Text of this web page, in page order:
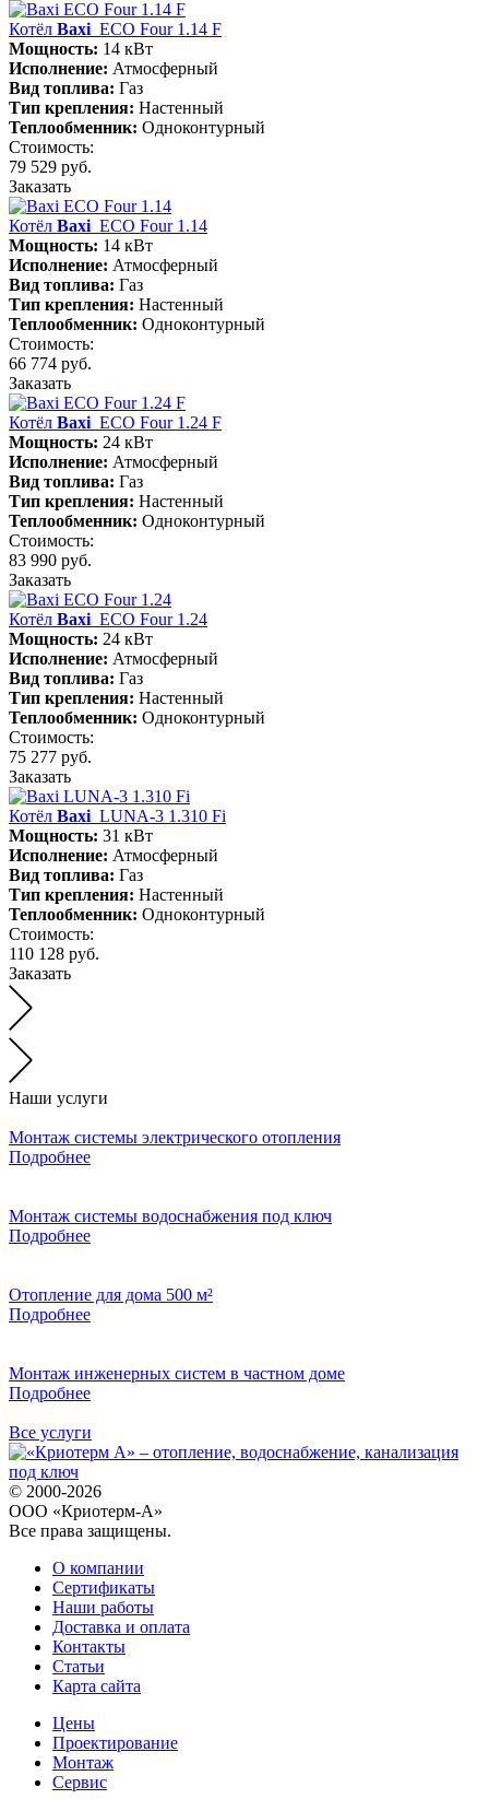
Котёл Baxi ECO Four 1.14 F
Мощность: 14 кВт
Исполнение: Атмосферный
Вид топлива: Газ
Тип крепления: Настенный
Теплообменник: Одноконтурный
Стоимость:
79 529 руб.
Заказать
Котёл Baxi ECO Four 1.14
Мощность: 14 кВт
Исполнение: Атмосферный
Вид топлива: Газ
Тип крепления: Настенный
Теплообменник: Одноконтурный
Стоимость:
66 774 руб.
Заказать
Котёл Baxi ECO Four 1.24 F
Мощность: 24 кВт
Исполнение: Атмосферный
Вид топлива: Газ
Тип крепления: Настенный
Теплообменник: Одноконтурный
Стоимость:
83 990 руб.
Заказать
Котёл Baxi ECO Four 1.24
Мощность: 24 кВт
Исполнение: Атмосферный
Вид топлива: Газ
Тип крепления: Настенный
Теплообменник: Одноконтурный
Стоимость:
75 277 руб.
Заказать
Котёл Baxi LUNA-3 1.310 Fi
Мощность: 31 кВт
Исполнение: Атмосферный
Вид топлива: Газ
Тип крепления: Настенный
Теплообменник: Одноконтурный
Стоимость:
110 128 руб.
Заказать
Наши услуги
Монтаж системы электрического отопления
Подробнее
Монтаж системы водоснабжения под ключ
Подробнее
Отопление для дома 500 м²
Подробнее
Монтаж инженерных систем в частном доме
Подробнее
Все услуги
© 2000-2026
ООО «Криотерм-А»
Все права защищены.
О компании
Сертификаты
Наши работы
Доставка и оплата
Контакты
Статьи
Карта сайта
Цены
Проектирование
Монтаж
Сервис